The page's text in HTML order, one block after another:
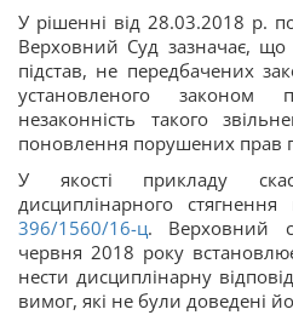
У рішенні від 28.03.2018 р.
Верховний Суд зазначає, що
підстав, не передбачених
установленого законом
незаконність такого
поновлення порушених прав
У якості прикладу
дисциплінарного
396/1560/16-ц. Верховний
червня 2018 року
нести дисциплінарну
вимог, які не були доведені